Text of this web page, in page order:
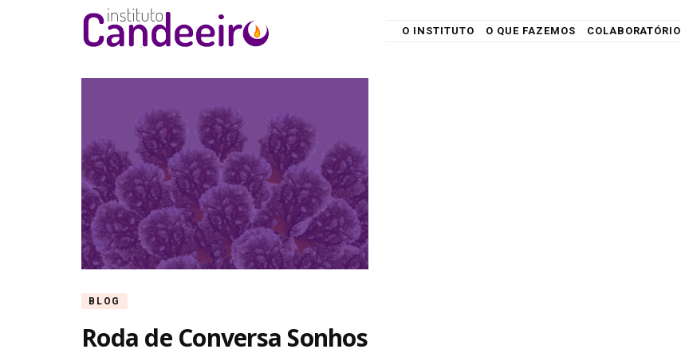
Instituto Candeeiro
O INSTITUTO O QUE FAZEMOS COLABORATÓRIO
BLOG
Roda de Conversa Sonhos